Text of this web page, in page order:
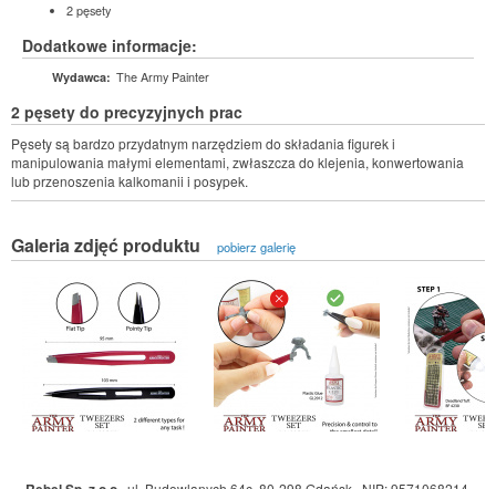
2 pęsety
Dodatkowe informacje:
Wydawca: The Army Painter
2 pęsety do precyzyjnych prac
Pęsety są bardzo przydatnym narzędziem do składania figurek i
manipulowania małymi elementami, zwłaszcza do klejenia, konwertowania
lub przenoszenia kalkomanii i posypek.
Galeria zdjęć produktu pobierz galerię